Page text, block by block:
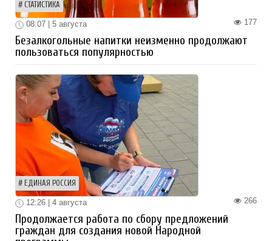
СТАТИСТИКА
177
08:07 | 5 августа
Безалкогольные напитки неизменно продолжают
пользоваться популярностью
ЕДИНАЯ РОССИЯ
266
12:26 | 4 августа
Продолжается работа по сбору предложений
граждан для создания новой Народной